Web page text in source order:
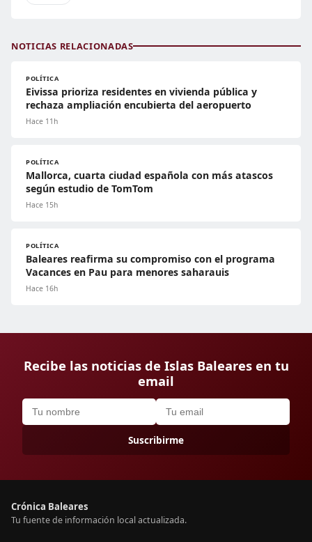
NOTICIAS RELACIONADAS
POLÍTICA
Eivissa prioriza residentes en vivienda pública y
rechaza ampliación encubierta del aeropuerto
Hace 11h
POLÍTICA
Mallorca, cuarta ciudad española con más atascos
según estudio de TomTom
Hace 15h
POLÍTICA
Baleares reafirma su compromiso con el programa
Vacances en Pau para menores saharauis
Hace 16h
Recibe las noticias de Islas Baleares en tu
email
Suscribirme
Crónica Baleares
Tu fuente de información local actualizada.